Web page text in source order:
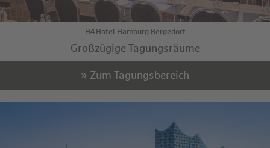
H4 Hotel Hamburg Bergedorf
Großzügige Tagungsräume
» Zum Tagungsbereich